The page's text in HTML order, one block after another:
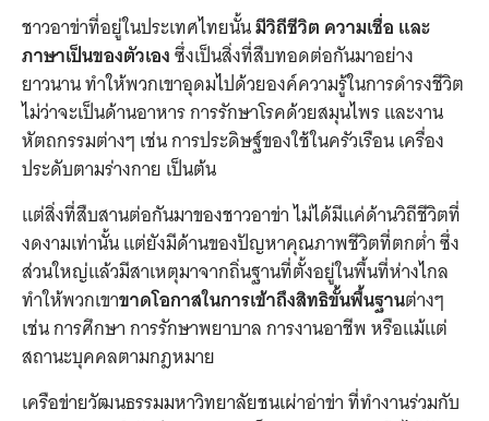
ชาวอาข่าที่อยู่ในประเทศไทยนั้นมีวิถีชีวิต ความเชื่อ และ
ภาษาเป็นของตัวเองซึ่งเป็นสิ่งที่สืบทอดต่อกันมาอย่าง
ยาวนาน ทำให้พวกเขาอุดมไปด้วยองค์ความรู้ในการดำรงชีวิต
ไม่ว่าจะเป็นด้านอาหาร การรักษาโรคด้วยสมุนไพร และงาน
หัตถกรรมต่างๆ เช่น การประดิษฐ์ของใช้ในครัวเรือน เครื่อง
ประดับตามร่างกาย เป็นต้น
แต่สิ่งที่สืบสานต่อกันมาของชาวอาข่า ไม่ได้มีแค่ด้านวิถีชีวิตที่
งดงามเท่านั้น แต่ยังมีด้านของปัญหาคุณภาพชีวิตที่ตกต่ำ ซึ่ง
ส่วนใหญ่แล้วมีสาเหตุมาจากถิ่นฐานที่ตั้งอยู่ในพื้นที่ห่างไกล
ทำให้พวกเขาขาดโอกาสในการเข้าถึงสิทธิขั้นพื้นฐานต่างๆ
เช่น การศึกษา การรักษาพยาบาล การงานอาชีพ หรือแม้แต่
สถานะบุคคลตามกฎหมาย
เครือข่ายวัฒนธรรมมหาวิทยาลัยชนเผ่าอ่าข่า ที่ทำงานร่วมกับ